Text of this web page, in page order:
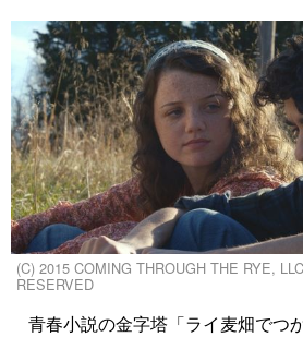
(C) 2015 COMING THROUGH THE RYE,
RESERVED
青春小説の金字塔「ライ麦畑でつ